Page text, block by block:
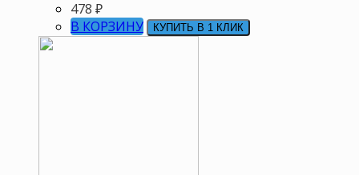
478 ₽
В КОРЗИНУ
КУПИТЬ В 1 КЛИК